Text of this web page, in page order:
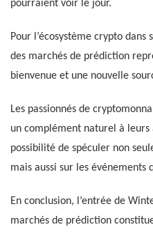
pourraient voir le jour.
Pour l’écosystème crypto
des marchés de prédiction
bienvenue et une nouvelle
Les passionnés de
un complément naturel à
possibilité de spéculer non
mais aussi sur les événements
En conclusion, l’entrée de
marchés de prédiction